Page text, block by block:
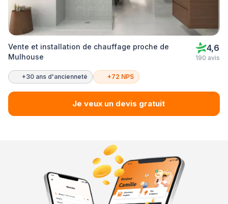
Vente et installation de chauffage proche de
Mulhouse
4,6
190 avis
+30 ans d'ancienneté +72 NPS
Je veux un devis gratuit